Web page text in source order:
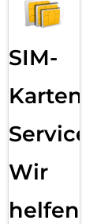
SIM-
Karten
Service:
Wir
helfen